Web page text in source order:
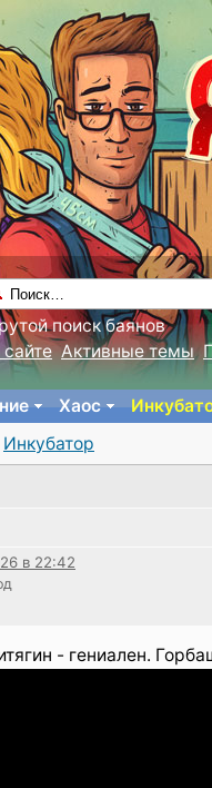
поиск баянов
Активные темы
Хаос
Инкубатор
в 22:42
- гениален.